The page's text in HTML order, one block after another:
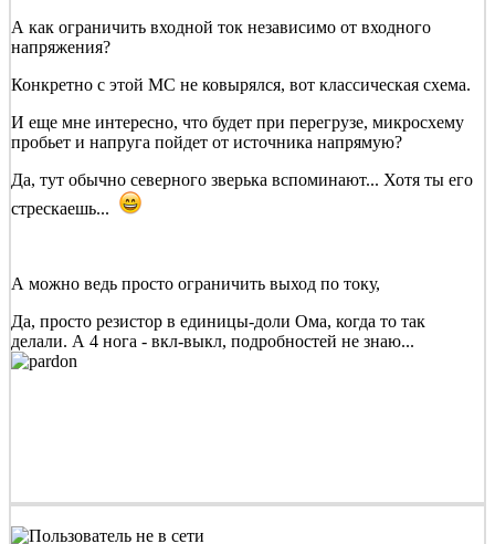
А как ограничить входной ток независимо от входного
напряжения?
Конкретно с этой МС не ковырялся, вот классическая схема.
И еще мне интересно, что будет при перегрузе, микросхему
пробьет и напруга пойдет от источника напрямую?
Да, тут обычно северного зверька вспоминают... Хотя ты его
стрескаешь...
А можно ведь просто ограничить выход по току,
Да, просто резистор в единицы-доли Ома, когда то так
делали. А 4 нога - вкл-выкл, подробностей не знаю...